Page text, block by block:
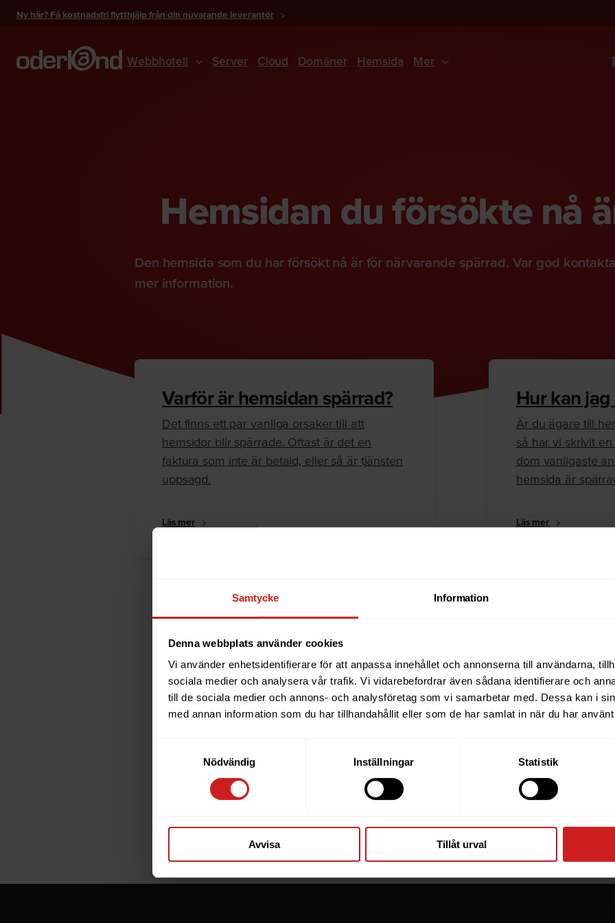
Samtycke Information
Denna webbplats använder cookies
Vi använder enhetsidentifierare för att anpassa innehållet och annonserna till användarna,
sociala medier och analysera vår trafik. Vi vidarebefordrar även sådana identifierare och
till de sociala medier och annons- och analysföretag som vi samarbetar med. Dessa kan i
med annan information som du har tillhandahållit eller som de har samlat in när du har
Nödvändig
Inställningar Statistik
Avvisa Tillåt urval
Ny här? Få kostnadsfri flytthjälp från din nuvarande leverantör
Webbhotell Server Cloud Domäner Hemsida Mer
Hemsidan du försökte nå
Den hemsida som du har försökt nå är för närvarande spärrad. Var god
mer information.
Varför är hemsidan spärrad?
Det finns ett par vanliga orsaker till att
hemsidor blir spärrade. Oftast är det en
faktura som inte är betald, eller så är tjänsten
uppsagd.
Läs mer
Hur kan jag
Är du ägare till
så har vi skrivit
dom vanligaste
hemsida är
Läs mer
The website you were trying to
has been suspended
the website for further information.
If you are the owner of this website or domain pleaseread this FAQ